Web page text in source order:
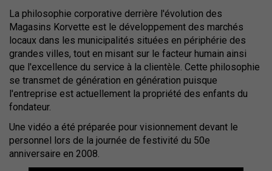
La philosophie corporative derrière l'évolution des
Magasins Korvette est le développement des marchés
locaux dans les municipalités situées en périphérie des
grandes villes, tout en misant sur le facteur humain ainsi
que l'excellence du service à la clientèle. Cette philosophie
se transmet de génération en génération puisque
l'entreprise est actuellement la propriété des enfants du
fondateur.
Une vidéo a été préparée pour visionnement devant le
personnel lors de la journée de festivité du 50e
anniversaire en 2008.